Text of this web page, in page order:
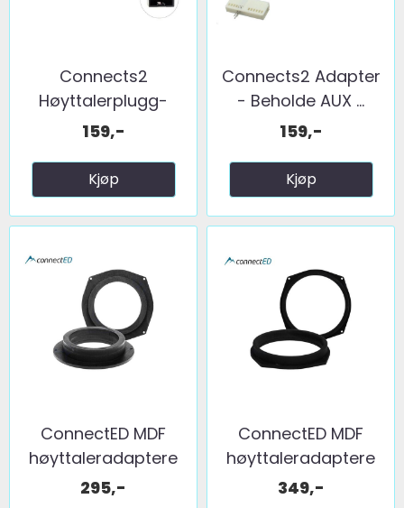
Connects2
Høyttalerplugg-
adaptere BMW ...
159,-
Kjøp
Connects2 Adapter
- Beholde AUX ...
159,-
Kjøp
ConnectED MDF
høyttaleradaptere
(165mm) ...
295,-
ConnectED MDF
høyttaleradaptere
(200mm) ...
349,-